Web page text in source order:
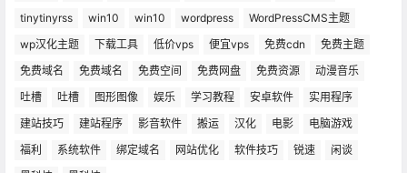
tinytinyrss
win10 win10 wordpress
WordPressCMS主题
wp汉化主题
下载工具 低价vps 便宜vps 免费cdn
免费主题
免费域名
免费域名 免费空间 免费网盘 免费资源
动漫音乐
吐槽
吐槽 图形图像 娱乐 学习教程 安卓软件
实用程序
建站技巧
建站程序 影音软件 搬运 汉化 电影
电脑游戏
福利
系统软件 绑定域名 网站优化 软件技巧 锐速
闲谈